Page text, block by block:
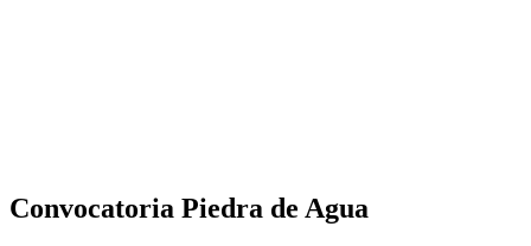
Convocatoria Piedra de Agua